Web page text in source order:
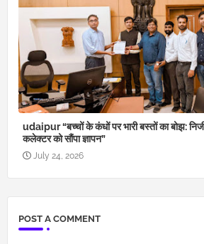
udaipur “बच्चों के कंधों पर भारी बस्तों का बोझ:
कलेक्टर को सौंपा ज्ञापन”
July 24, 2026
POST A COMMENT